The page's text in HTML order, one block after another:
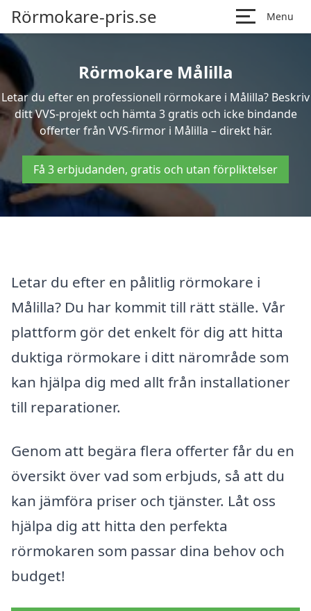
Rörmokare-pris.se Menu
Rörmokare Målilla
Letar du efter en professionell rörmokare i Målilla? Beskriv
ditt VVS-projekt och hämta 3 gratis och icke bindande
offerter från VVS-firmor i Målilla – direkt här.
Få 3 erbjudanden, gratis och utan förpliktelser
Letar du efter en pålitlig rörmokare i
Målilla? Du har kommit till rätt ställe. Vår
plattform gör det enkelt för dig att hitta
duktiga rörmokare i ditt närområde som
kan hjälpa dig med allt från installationer
till reparationer.
Genom att begära flera offerter får du en
översikt över vad som erbjuds, så att du
kan jämföra priser och tjänster. Låt oss
hjälpa dig att hitta den perfekta
rörmokaren som passar dina behov och
budget!